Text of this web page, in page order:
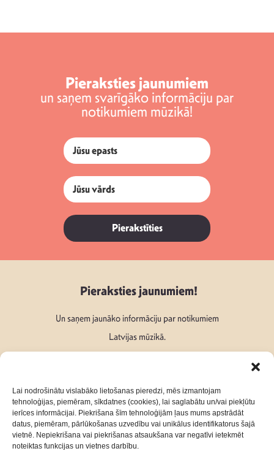
Lai nodrošinātu vislabāko lietošanas pieredzi, mēs izmantojam
tehnoloģijas, piemēram, sīkdatnes (cookies), lai saglabātu un/vai piekļūtu
ierīces informācijai. Piekrišana šīm tehnoloģijām ļaus mums apstrādāt
datus, piemēram, pārlūkošanas uzvedību vai unikālus identifikatorus šajā
vietnē. Nepiekrišana vai piekrišanas atsaukšana var negatīvi ietekmēt
noteiktas funkcijas un vietnes darbību.
Pieraksties jaunumiem
un saņem svarīgāko informāciju par
notikumiem mūzikā!
Pierakstīties
Pieraksties jaunumiem!
Un saņem jaunāko informāciju par notikumiem
Latvijas mūzikā.
Seko mums: